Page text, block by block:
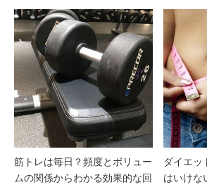
筋トレは毎日？頻度とボリュー
ムの関係からわかる効果的な回
ダイエッ
はいけな